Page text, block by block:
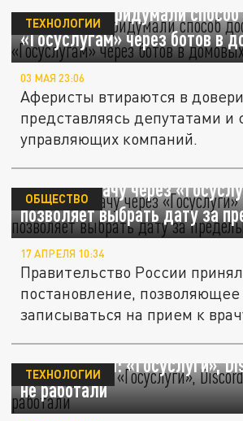
Мошенники придумали способ
«Госуслугам» через ботов в
ТЕХНОЛОГИИ
03 МАЯ 23:06
Аферисты втираются в
представляясь депутатами и
управляющих компаний.
Запись к врачу через
позволяет выбрать дату за
ОБЩЕСТВО
17 АПРЕЛЯ 10:34
Правительство России
постановление,
записываться на прием к
Рунет рухнул: «Госуслуги»,
не работали
ТЕХНОЛОГИИ